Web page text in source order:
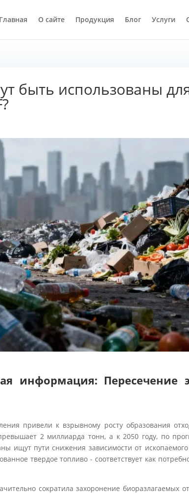
Главная О сайте Продукция Блог Услуги
быть использованы
информация: Пересечение
привели к взрывному росту образования
2 миллиарда тонн, а к 2050 году, по
ищут пути снижения зависимости от
твердое топливо - соответствует как
сократила захоронение биоразлагаемых